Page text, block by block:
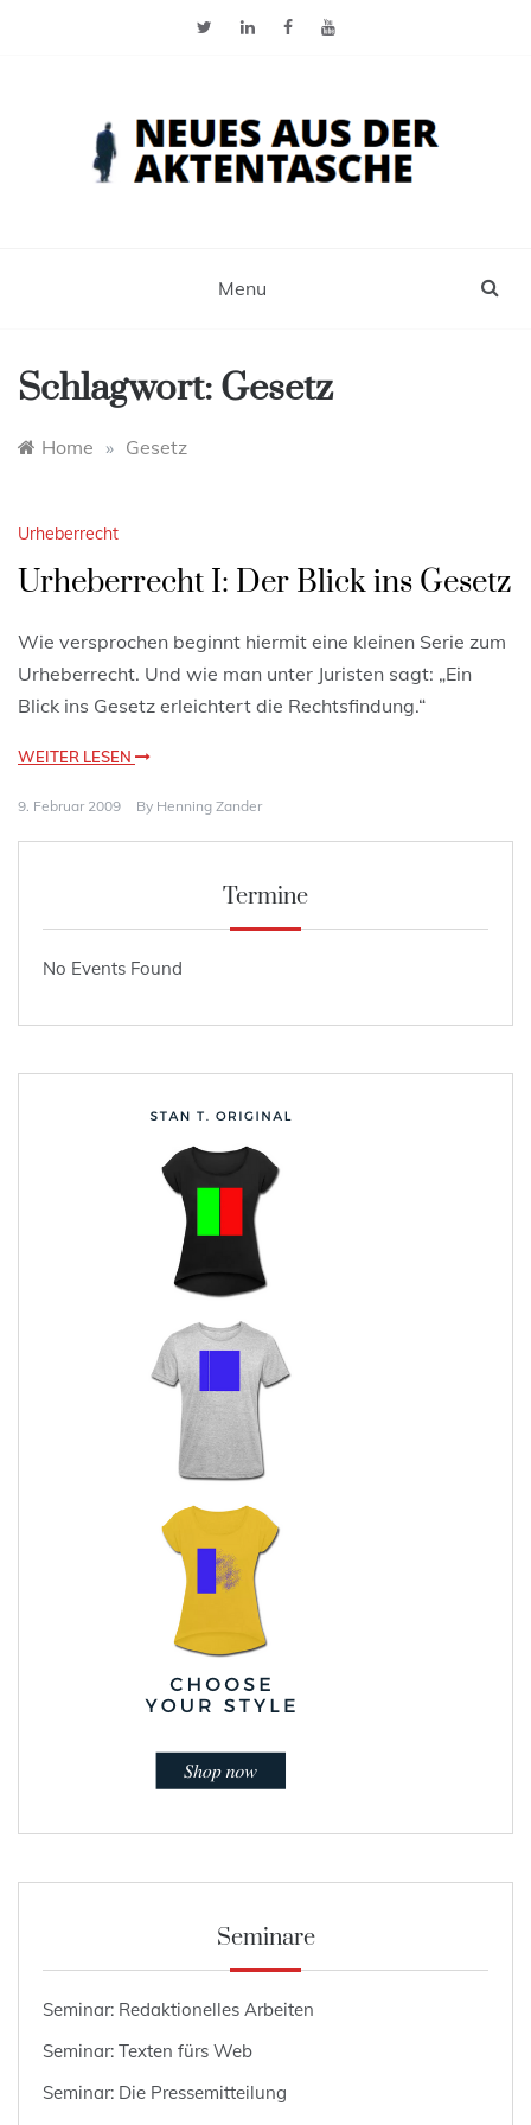
Menu
Schlagwort: Gesetz
Home » Gesetz
Urheberrecht
Urheberrecht I: Der Blick ins Gesetz
Wie versprochen beginnt hiermit eine kleinen Serie zum
Urheberrecht. Und wie man unter Juristen sagt: „Ein
Blick ins Gesetz erleichtert die Rechtsfindung.“
WEITER LESEN
9. Februar 2009 By Henning Zander
Termine
No Events Found
Seminare
Seminar: Redaktionelles Arbeiten
Seminar: Texten fürs Web
Seminar: Die Pressemitteilung